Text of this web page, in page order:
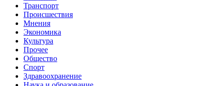
Транспорт
Происшествия
Мнения
Экономика
Культура
Прочее
Общество
Спорт
Здравоохранение